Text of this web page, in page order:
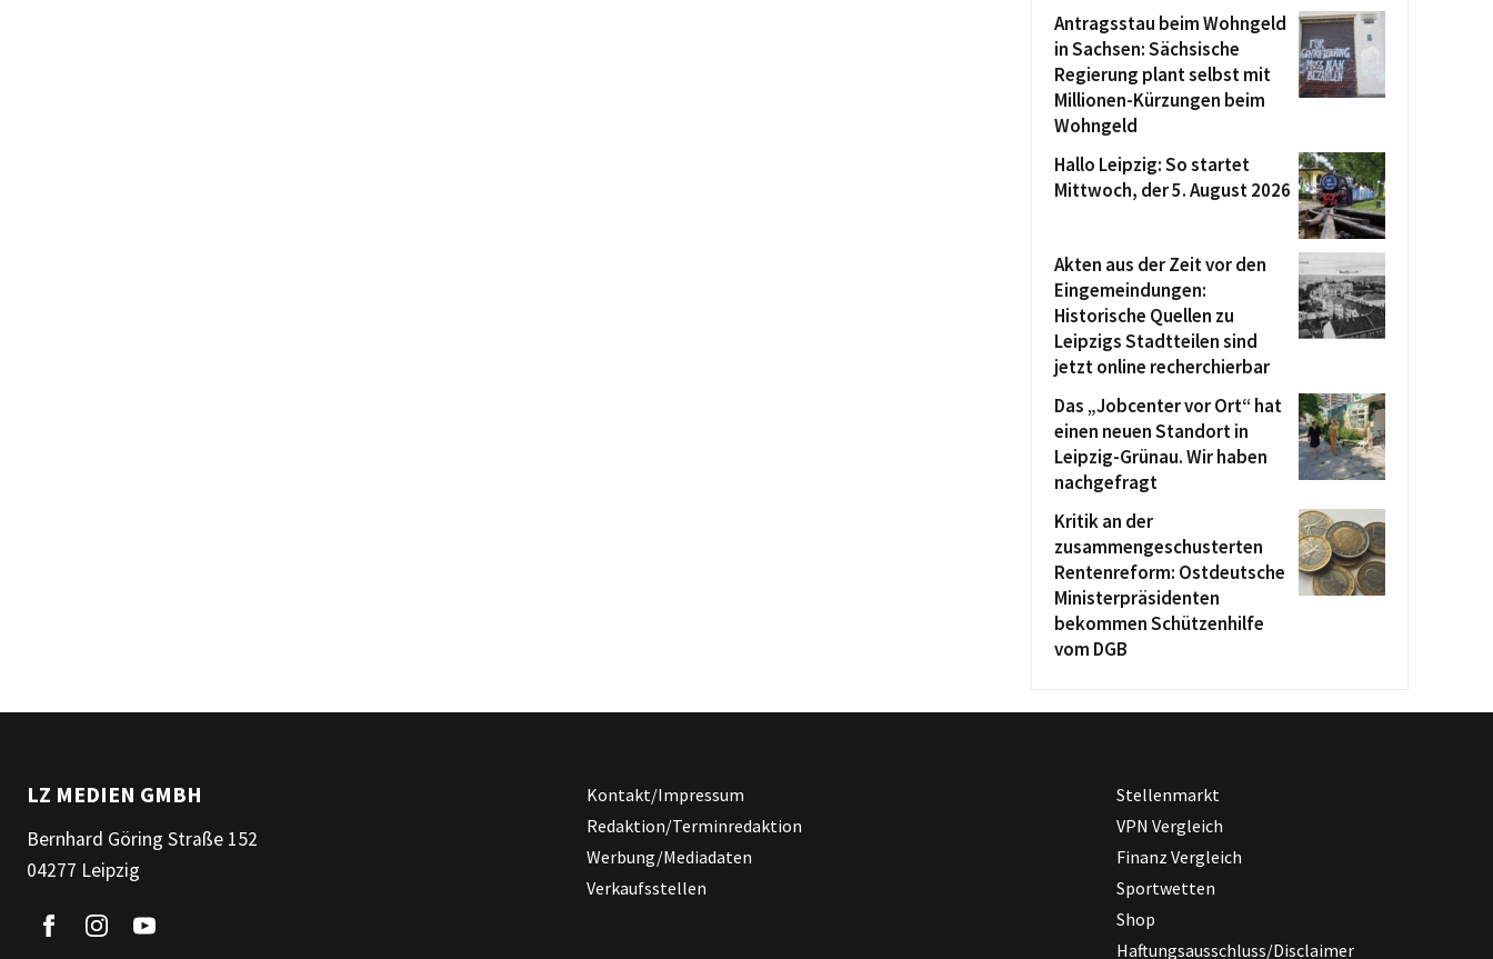
Antragsstau beim Wohngeld
in Sachsen: Sächsische
Regierung plant selbst mit
Millionen-Kürzungen beim
Wohngeld
Hallo Leipzig: So startet
Mittwoch, der 5. August 2026
Akten aus der Zeit vor den
Eingemeindungen:
Historische Quellen zu
Leipzigs Stadtteilen sind
jetzt online recherchierbar
Das „Jobcenter vor Ort“ hat
einen neuen Standort in
Leipzig-Grünau. Wir haben
nachgefragt
Kritik an der
zusammengeschusterten
Rentenreform: Ostdeutsche
Ministerpräsidenten
bekommen Schützenhilfe
vom DGB
LZ MEDIEN GMBH
Bernhard Göring Straße 152
04277 Leipzig
Kontakt/Impressum
Redaktion/Terminredaktion
Werbung/Mediadaten
Verkaufsstellen
Stellenmarkt
VPN Vergleich
Finanz Vergleich
Sportwetten
Shop
Haftungsausschluss/Disclaimer